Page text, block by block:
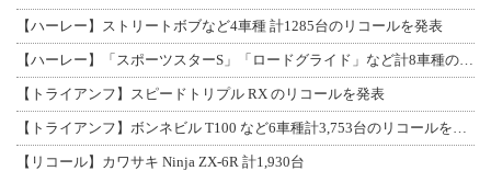
【ハーレー】ストリートボブなど4車種 計1285台のリコールを発表
【トライアンフ】スピードトリプル RX のリコールを発表
【リコール】カワサキ Ninja ZX-6R 計1,930台